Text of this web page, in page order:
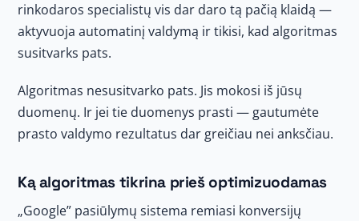
rinkodaros specialistų vis dar daro tą pačią klaidą —
aktyvuoja automatinį valdymą ir tikisi, kad algoritmas
susitvarks pats.
Algoritmas nesusitvarko pats. Jis mokosi iš jūsų
duomenų. Ir jei tie duomenys prasti — gautumėte
prasto valdymo rezultatus dar greičiau nei anksčiau.
Ką algoritmas tikrina prieš optimizuodamas
„Google” pasiūlymų sistema remiasi konversijų